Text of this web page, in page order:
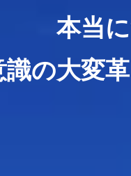
本当
識の大変